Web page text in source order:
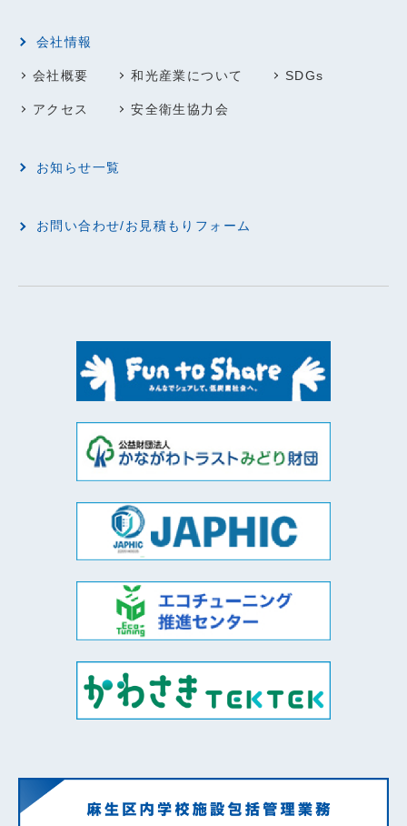
会社情報
会社概要 和光産業について SDGs
アクセス 安全衛生協力会
お知らせ一覧
お問い合わせ/お見積もりフォーム